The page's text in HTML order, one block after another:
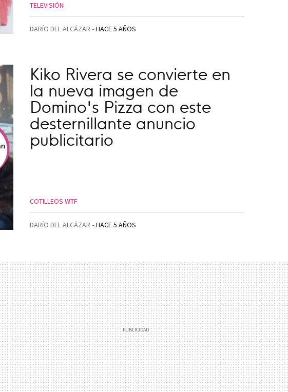
TELEVISIÓN
DARÍO DEL ALCÁZAR HACE 5 AÑOS
Kiko Rivera se convierte en
la nueva imagen de
Domino's Pizza con este
desternillante anuncio
publicitario
COTILLEOS WTF
DARÍO DEL ALCÁZAR HACE 5 AÑOS